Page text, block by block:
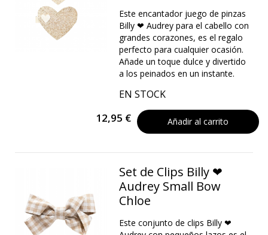
Este encantador juego de pinzas
Billy ❤ Audrey para el cabello con
grandes corazones, es el regalo
perfecto para cualquier ocasión.
Añade un toque dulce y divertido
a los peinados en un instante.
EN STOCK
12,95 € Añadir al carrito
Set de Clips Billy ❤
Audrey Small Bow
Chloe
Este conjunto de clips Billy ❤